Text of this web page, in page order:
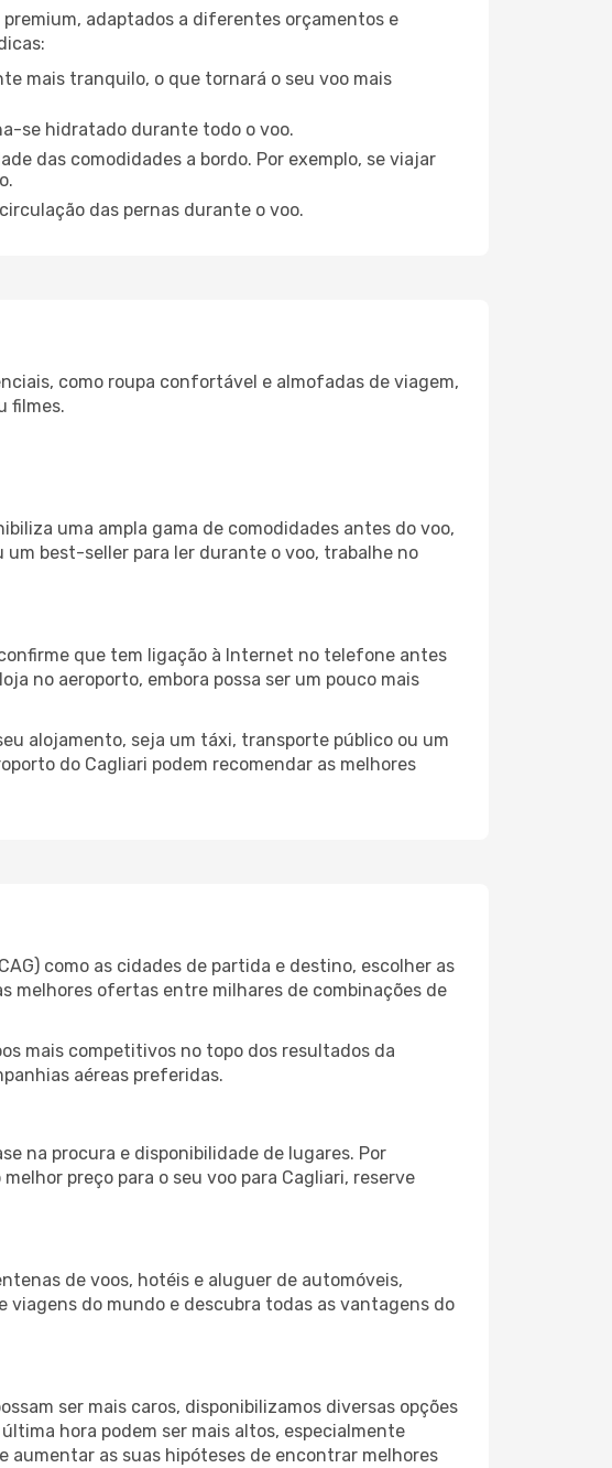
adaptados a diferentes orçamentos e
mais tranquilo, o que tornará o seu voo mais
se hidratado durante todo o voo.
das comodidades a bordo. Por exemplo, se viajar
das pernas durante o voo.
como roupa confortável e almofadas de viagem,
filmes.
uma ampla gama de comodidades antes do voo,
best-seller para ler durante o voo, trabalhe no
que tem ligação à Internet no telefone antes
no aeroporto, embora possa ser um pouco mais
alojamento, seja um táxi, transporte público ou um
do Cagliari podem recomendar as melhores
como as cidades de partida e destino, escolher as
melhores ofertas entre milhares de combinações de
mais competitivos no topo dos resultados da
aéreas preferidas.
na procura e disponibilidade de lugares. Por
preço para o seu voo para Cagliari, reserve
de voos, hotéis e aluguer de automóveis,
do mundo e descubra todas as vantagens do
ser mais caros, disponibilizamos diversas opções
hora podem ser mais altos, especialmente
aumentar as suas hipóteses de encontrar melhores